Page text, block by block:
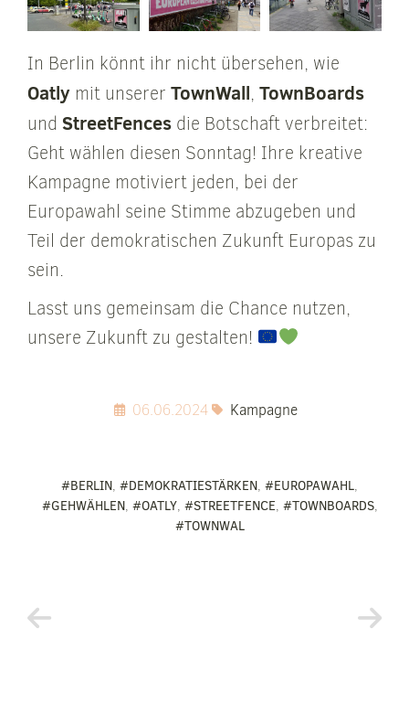
In Berlin könnt ihr nicht übersehen, wie
Oatly mit unserer TownWall, TownBoards
und StreetFences die Botschaft verbreitet:
Geht wählen diesen Sonntag! Ihre kreative
Kampagne motiviert jeden, bei der
Europawahl seine Stimme abzugeben und
Teil der demokratischen Zukunft Europas zu
sein.
Lasst uns gemeinsam die Chance nutzen,
unsere Zukunft zu gestalten!
06.06.2024 Kampagne
#BERLIN,#DEMOKRATIESTÄRKEN,#EUROPAWAHL,
#GEHWÄHLEN, #OATLY, #STREETFENCE, #TOWNBOARDS,
#TOWNWAL